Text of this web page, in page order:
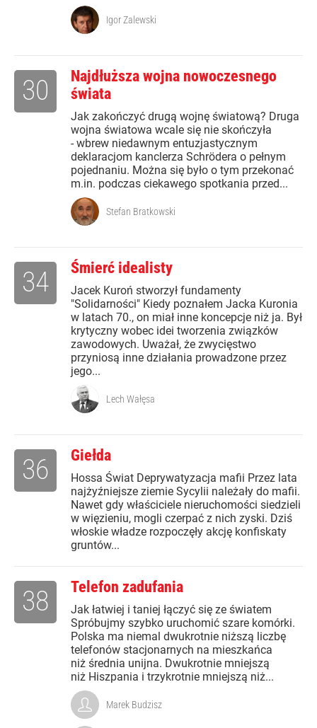
Igor Zalewski
Najdłuższa wojna nowoczesnego
świata
Jak zakończyć drugą wojnę światową? Druga
wojna światowa wcale się nie skończyła
- wbrew niedawnym entuzjastycznym
deklaracjom kanclerza Schrödera o pełnym
pojednaniu. Można się było o tym przekonać
m.in. podczas ciekawego spotkania przed...
30
Stefan Bratkowski
Śmierć idealisty
Jacek Kuroń stworzył fundamenty
"Solidarności" Kiedy poznałem Jacka Kuronia
w latach 70., on miał inne koncepcje niż ja. Był
krytyczny wobec idei tworzenia związków
zawodowych. Uważał, że zwycięstwo
przyniosą inne działania prowadzone przez
jego...
34
Lech Wałęsa
Giełda
Hossa Świat Deprywatyzacja mafii Przez lata
najżyźniejsze ziemie Sycylii należały do mafii.
Nawet gdy właściciele nieruchomości siedzieli
w więzieniu, mogli czerpać z nich zyski. Dziś
włoskie władze rozpoczęły akcję konfiskaty
gruntów...
36
Telefon zadufania
Jak łatwiej i taniej łączyć się ze światem
Spróbujmy szybko uruchomić szare komórki.
Polska ma niemal dwukrotnie niższą liczbę
telefonów stacjonarnych na mieszkańca
niż średnia unijna. Dwukrotnie mniejszą
niż Hiszpania i trzykrotnie mniejszą niż...
38
Marek Budzisz